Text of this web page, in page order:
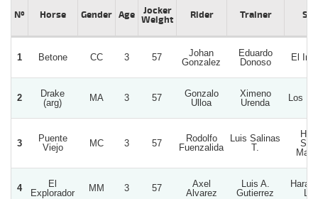
Nº Horse Gender Age
Jocker
Weight
Rider Trainer
1 Betone CC 3 57
Johan
Gonzalez
Eduardo
Donoso
El
2
Drake
(arg)
MA 3 57
Gonzalo
Ulloa
Ximeno
Urenda
Los
3
Puente
Viejo
MC 3 57
Rodolfo
Fuenzalida
Luis Salinas
T.
4
El
Explorador
MM 3 57
Axel
Alvarez
Luis A.
Gutierrez
Haras